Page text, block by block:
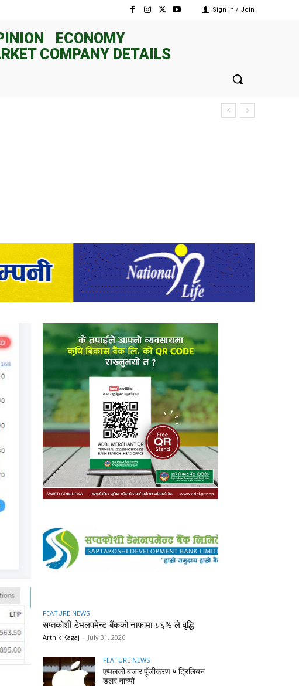
Sign in / Join
ECONOMY
COMPANY DETAILS
गर्ने
FEATURE NEWS
सप्तकोशी डेभलपमेन्ट बैंकको नाफामा ८६% ले वृद्धि
Arthik Kagaj - July 31, 2026
FEATURE NEWS
एप्पलको बजार पूँजीकरण ५ ट्रिलियन
डलर नाघ्यो